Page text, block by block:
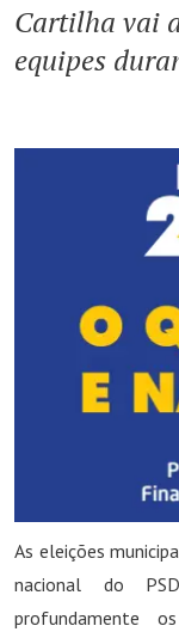
Cartilha vai
equipes
As eleições
nacional do
profundamente